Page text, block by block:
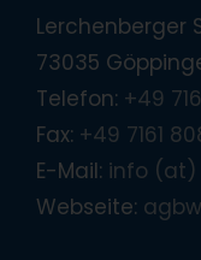
Lerchenberger
73035
Telefon: +49
Fax: +49 7161
E-Mail: info (at)
Webseite: